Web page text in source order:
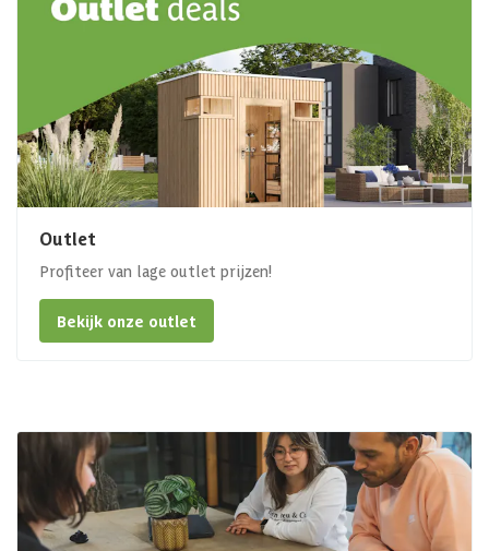
Outlet
Profiteer van lage outlet prijzen!
Bekijk onze outlet